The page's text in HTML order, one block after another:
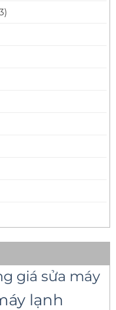
giá sửa máy
lạnh